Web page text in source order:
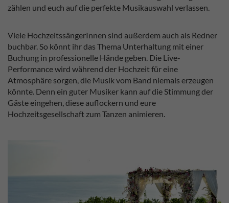
zählen und euch auf die perfekte Musikauswahl verlassen.
Viele HochzeitssängerInnen sind außerdem auch als Redner
buchbar. So könnt ihr das Thema Unterhaltung mit einer
Buchung in professionelle Hände geben. Die Live-
Performance wird während der Hochzeit für eine
Atmosphäre sorgen, die Musik vom Band niemals erzeugen
könnte. Denn ein guter Musiker kann auf die Stimmung der
Gäste eingehen, diese auflockern und eure
Hochzeitsgesellschaft zum Tanzen animieren.